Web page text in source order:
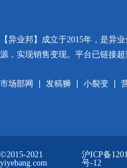
【异业邦】成立于2015年，是异
源，实现销售变现。平台已链接
市场部网 发稿狮 小裂变
©2015-2021
yiyebang.com
沪ICP备
号-12